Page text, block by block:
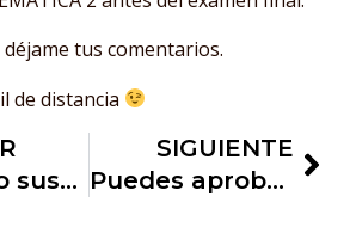
tus comentarios.
de distancia
Aprobar o suspender Matemáticas, puede decidir tu futuro
SIGUIENTE
Puedes aprobar Matemáticas de 1º de la ESO